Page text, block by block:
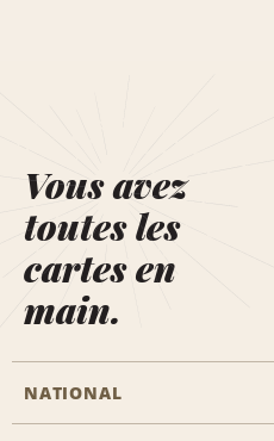
Vous avez
toutes les
cartes en
main.
NATIONAL